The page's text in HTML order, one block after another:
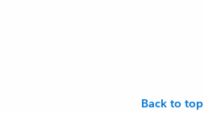
Back to top